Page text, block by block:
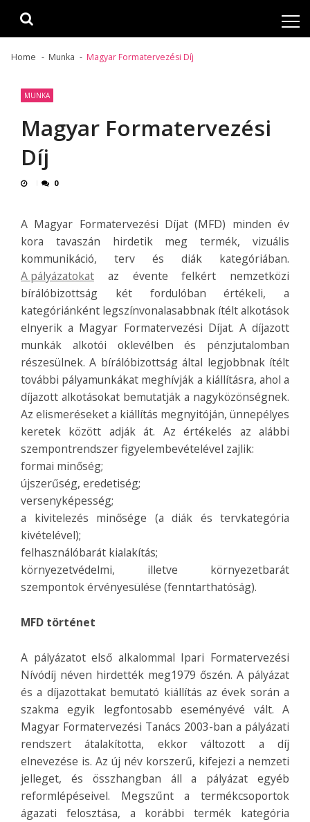
Home Munka Magyar Formatervezési Díj
MUNKA
Magyar Formatervezési
Díj
0
A Magyar Formatervezési Díjat (MFD) minden év
kora tavaszán hirdetik meg termék, vizuális
kommunikáció, terv és diák kategóriában.
A pályázatokat az évente felkért nemzetközi
bírálóbizottság két fordulóban értékeli, a
kategóriánként legszínvonalasabbnak ítélt alkotások
elnyerik a Magyar Formatervezési Díjat. A díjazott
munkák alkotói oklevélben és pénzjutalomban
részesülnek. A bírálóbizottság által legjobbnak ítélt
további pályamunkákat meghívják a kiállításra, ahol a
díjazott alkotásokat bemutatják a nagyközönségnek.
Az elismeréseket a kiállítás megnyitóján, ünnepélyes
keretek között adják át. Az értékelés az alábbi
szempontrendszer figyelembevételével zajlik:
formai minőség;
újszerűség, eredetiség;
versenyképesség;
a kivitelezés minősége (a diák és tervkategória
kivételével);
felhasználóbarát kialakítás;
környezetvédelmi, illetve környezetbarát
szempontok érvényesülése (fenntarthatóság).
MFD történet
A pályázatot első alkalommal Ipari Formatervezési
Nívódíj néven hirdették meg1979 őszén. A pályázat
és a díjazottakat bemutató kiállítás az évek során a
szakma egyik legfontosabb eseményévé vált. A
Magyar Formatervezési Tanács 2003-ban a pályázati
rendszert átalakította, ekkor változott a díj
elnevezése is. Az új név korszerű, kifejezi a nemzeti
jelleget, és összhangban áll a pályázat egyéb
reformlépéseivel. Megszűnt a termékcsoportok
ágazati felosztása, a korábbi termék kategória